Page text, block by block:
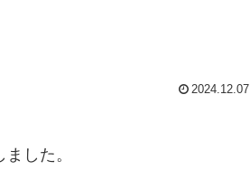
2024.12.07
した。